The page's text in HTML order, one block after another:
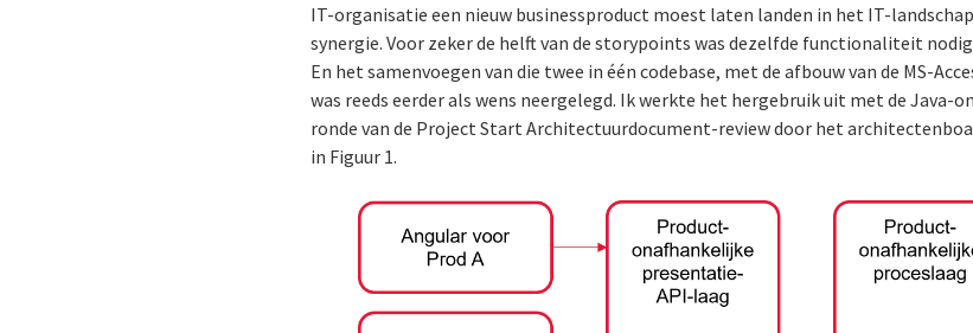
IT-organisatie een nieuw businessproduct moest laten landen in het IT-
synergie. Voor zeker de helft van de storypoints was dezelfde functionaliteit
En het samenvoegen van die twee in één codebase, met de afbouw van de MS-
was reeds eerder als wens neergelegd. Ik werkte het hergebruik uit met de Java-
ronde van de Project Start Architectuurdocument-review door het
in Figuur 1.